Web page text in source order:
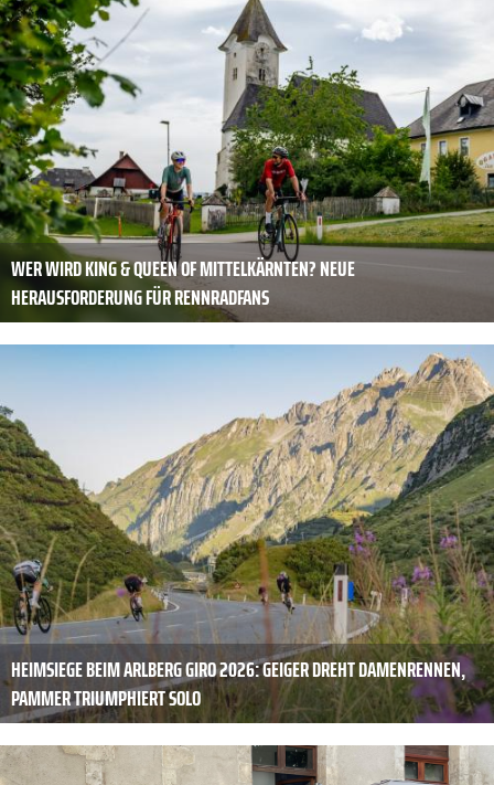
WER WIRD KING & QUEEN OF MITTELKÄRNTEN? NEUE
HERAUSFORDERUNG FÜR RENNRADFANS
HEIMSIEGE BEIM ARLBERG GIRO 2026: GEIGER DREHT DAMENRENNEN,
PAMMER TRIUMPHIERT SOLO